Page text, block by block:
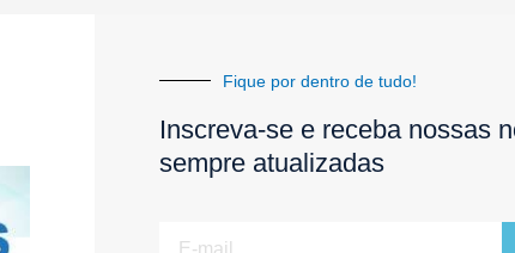
Fique por dentro de tudo!
Inscreva-se e receba nossas
sempre atualizadas